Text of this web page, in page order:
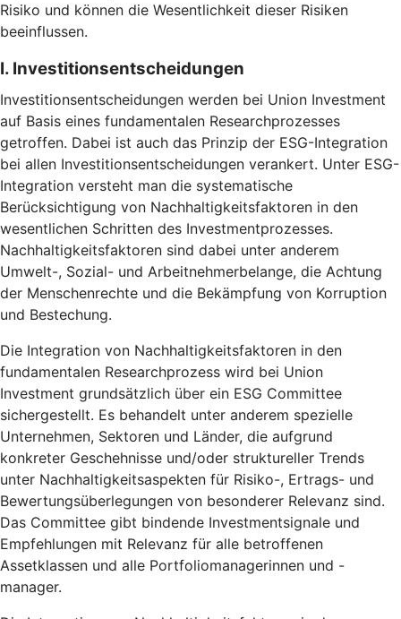
Risiko und können die Wesentlichkeit dieser Risiken
beeinflussen.
I. Investitionsentscheidungen
Investitionsentscheidungen werden bei Union Investment
auf Basis eines fundamentalen Researchprozesses
getroffen. Dabei ist auch das Prinzip der ESG-Integration
bei allen Investitionsentscheidungen verankert. Unter ESG-
Integration versteht man die systematische
Berücksichtigung von Nachhaltigkeitsfaktoren in den
wesentlichen Schritten des Investmentprozesses.
Nachhaltigkeitsfaktoren sind dabei unter anderem
Umwelt-, Sozial- und Arbeitnehmerbelange, die Achtung
der Menschenrechte und die Bekämpfung von Korruption
und Bestechung.
Die Integration von Nachhaltigkeitsfaktoren in den
fundamentalen Researchprozess wird bei Union
Investment grundsätzlich über ein ESG Committee
sichergestellt. Es behandelt unter anderem spezielle
Unternehmen, Sektoren und Länder, die aufgrund
konkreter Geschehnisse und/oder struktureller Trends
unter Nachhaltigkeitsaspekten für Risiko-, Ertrags- und
Bewertungsüberlegungen von besonderer Relevanz sind.
Das Committee gibt bindende Investmentsignale und
Empfehlungen mit Relevanz für alle betroffenen
Assetklassen und alle Portfoliomanagerinnen und -
manager.